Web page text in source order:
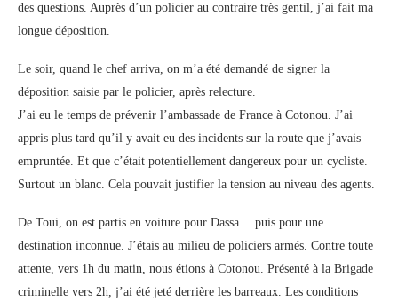
des questions. Auprès d’un policier au contraire très gentil, j’ai fait ma
longue déposition.
Le soir, quand le chef arriva, on m’a été demandé de signer la
déposition saisie par le policier, après relecture.
J’ai eu le temps de prévenir l’ambassade de France à Cotonou. J’ai
appris plus tard qu’il y avait eu des incidents sur la route que j’avais
empruntée. Et que c’était potentiellement dangereux pour un cycliste.
Surtout un blanc. Cela pouvait justifier la tension au niveau des agents.
De Toui, on est partis en voiture pour Dassa… puis pour une
destination inconnue. J’étais au milieu de policiers armés. Contre toute
attente, vers 1h du matin, nous étions à Cotonou. Présenté à la Brigade
criminelle vers 2h, j’ai été jeté derrière les barreaux. Les conditions